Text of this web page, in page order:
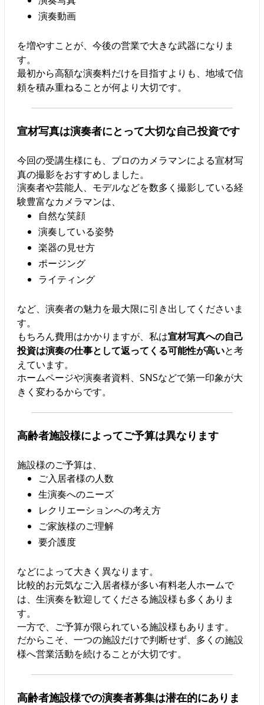
演奏動画
を増やすことが、今後の営業で大きな武器になりま
す。
最初から高額な演奏料だけを目指すよりも、地域で信
頼を積み重ねることが何より大切です。
宣材写真は演奏者にとって大切な自己投資です
今回の受講生様にも、プロのカメラマンによる宣材写
真の撮影をおすすめしました。
演奏者や芸能人、モデルなどを数多く撮影している経
験豊富なカメラマンは、
自然な笑顔
演奏している姿勢
楽器の見せ方
ポージング
ライティング
など、演奏者の魅力を最大限に引き出してくださいま
す。
もちろん費用はかかりますが、私は宣材写真への自己
投資は演奏の仕事として返ってくる可能性が高いと考
えています。
ホームページや演奏者資料、SNSなどで第一印象が大
きく変わるからです。
高齢者施設様によってご予算は異なります
施設様のご予算は、
ご入居者様の人数
生演奏へのニーズ
レクリエーションへの考え方
ご家族様のご理解
要介護度
などによって大きく異なります。
比較的お元気なご入居者様が多い有料老人ホームで
は、生演奏を歓迎してくださる施設様も多くありま
す。
一方で、ご予算が限られている施設様もあります。
だからこそ、一つの施設だけで判断せず、多くの施設
様へ営業活動を続けることが大切です。
高齢者施設様での演奏者募集は潜在的にありま